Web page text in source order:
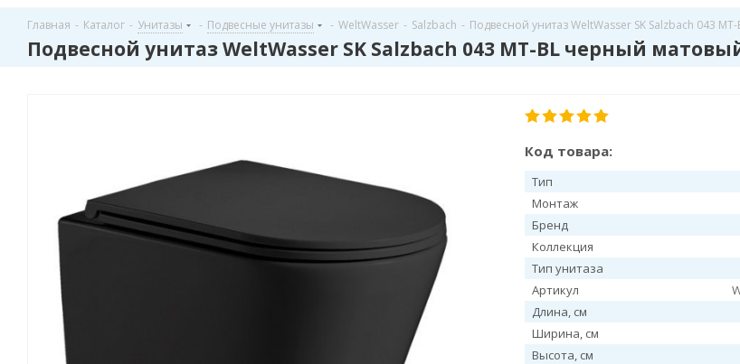
Главная - Каталог - Унитазы - Подвесные унитазы - WeltWasser - Salzbach - Подвесной унитаз WeltWasser SK Salzbach 043
Подвесной унитаз WeltWasser SK Salzbach 043 MT-BL черный
Код товара:
Тип
Монтаж
Бренд
Коллекция
Тип унитаза
Артикул
Длина, см
Ширина, см
Высота, см